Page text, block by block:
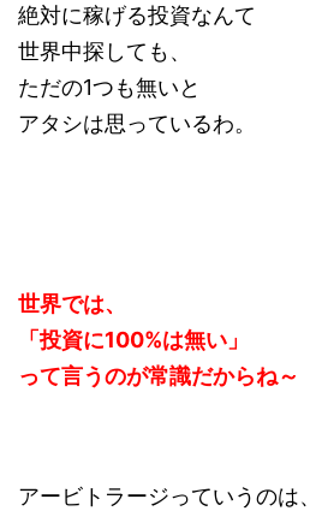
絶対に稼げる投資なんて
世界中探しても、
ただの1つも無いと
アタシは思っているわ。
世界では、
「投資に100%は無い」
って言うのが常識だからね～
アービトラージっていうのは、